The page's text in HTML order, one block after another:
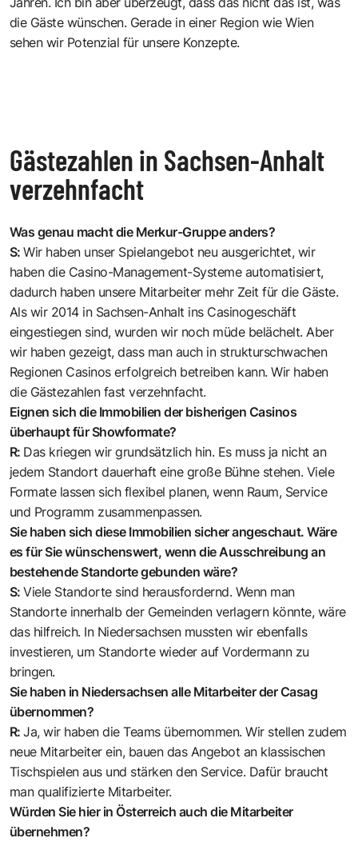
die Gäste wünschen. Gerade in einer Region wie Wien
sehen wir Potenzial für unsere Konzepte.
Gästezahlen in Sachsen-Anhalt
verzehnfacht
Was genau macht die Merkur-Gruppe anders?
S:Wir haben unser Spielangebot neu ausgerichtet, wir
haben die Casino-Management-Systeme automatisiert,
dadurch haben unsere Mitarbeiter mehr Zeit für die Gäste.
Als wir 2014 in Sachsen-Anhalt ins Casinogeschäft
eingestiegen sind, wurden wir noch müde belächelt. Aber
wir haben gezeigt, dass man auch in strukturschwachen
Regionen Casinos erfolgreich betreiben kann. Wir haben
die Gästezahlen fast verzehnfacht.
Eignen sich die Immobilien der bisherigen Casinos
überhaupt für Showformate?
R: Das kriegen wir grundsätzlich hin. Es muss ja nicht an
jedem Standort dauerhaft eine große Bühne stehen. Viele
Formate lassen sich flexibel planen, wenn Raum, Service
und Programm zusammenpassen.
Sie haben sich diese Immobilien sicher angeschaut. Wäre
es für Sie wünschenswert, wenn die Ausschreibung an
bestehende Standorte gebunden wäre?
S:Viele Standorte sind herausfordernd. Wenn man
Standorte innerhalb der Gemeinden verlagern könnte, wäre
das hilfreich. In Niedersachsen mussten wir ebenfalls
investieren, um Standorte wieder auf Vordermann zu
bringen.
Sie haben in Niedersachsen alle Mitarbeiter der Casag
übernommen?
R:Ja, wir haben die Teams übernommen. Wir stellen zudem
neue Mitarbeiter ein, bauen das Angebot an klassischen
Tischspielen aus und stärken den Service. Dafür braucht
man qualifizierte Mitarbeiter.
Würden Sie hier in Österreich auch die Mitarbeiter
übernehmen?